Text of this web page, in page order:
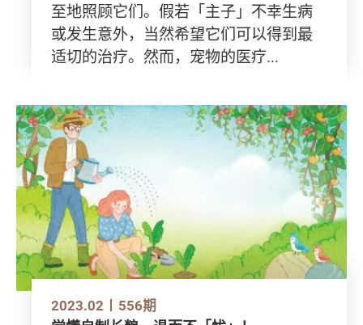
至地照顾它们。假若「主子」不幸生病
或发生意外，当然希望它们可以得到最
适切的治疗。然而，宠物的医疗...
2023.02 556期